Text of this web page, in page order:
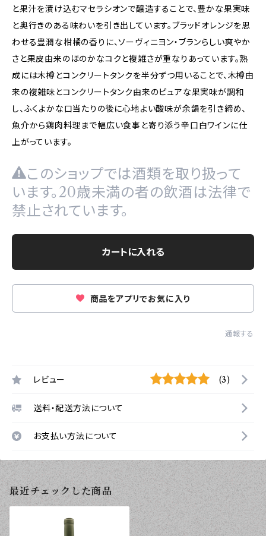
と果汁を漬け込むマセラシオンで醸造することで、豊かな果実味
と奥行きのある味わいを引き出しています。ブラッドオレンジを思
わせる豊潤な柑橘の香りに、ソーヴィニヨン・ブランらしい爽やか
さと果皮由来のほのかなコクと複雑さが重なりあっています。熟
成には木樽とコンクリートタンクを半分ずつ用いることで、木樽由
来の複雑味とコンクリートタンク由来のピュアな果実味が調和
し、ふくよかな口当たりの後に心地よい酸味が余韻を引き締め、
魚介から鶏肉料理まで幅広い食事と寄り添う辛口白ワインに仕
上がっています。
このショップでは酒類を取り扱って
います。20歳未満の者の飲酒は法律で
禁止されています。
カートに入れる
商品をアプリでお気に入り
通報する
レビュー (3)
送料・配送方法について
お支払い方法について
最近チェックした商品